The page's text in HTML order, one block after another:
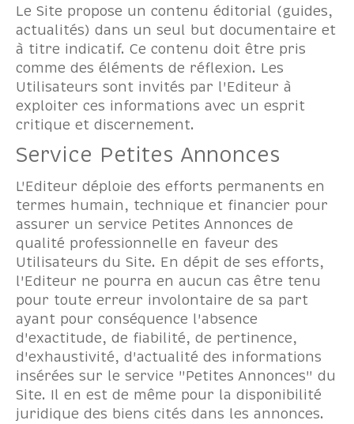
Le Site propose un contenu éditorial (guides,
actualités) dans un seul but documentaire et
à titre indicatif. Ce contenu doit être pris
comme des éléments de réflexion. Les
Utilisateurs sont invités par l'Editeur à
exploiter ces informations avec un esprit
critique et discernement.
Service Petites Annonces
L'Editeur déploie des efforts permanents en
termes humain, technique et financier pour
assurer un service Petites Annonces de
qualité professionnelle en faveur des
Utilisateurs du Site. En dépit de ses efforts,
l'Editeur ne pourra en aucun cas être tenu
pour toute erreur involontaire de sa part
ayant pour conséquence l'absence
d'exactitude, de fiabilité, de pertinence,
d'exhaustivité, d'actualité des informations
insérées sur le service "Petites Annonces" du
Site. Il en est de même pour la disponibilité
juridique des biens cités dans les annonces.